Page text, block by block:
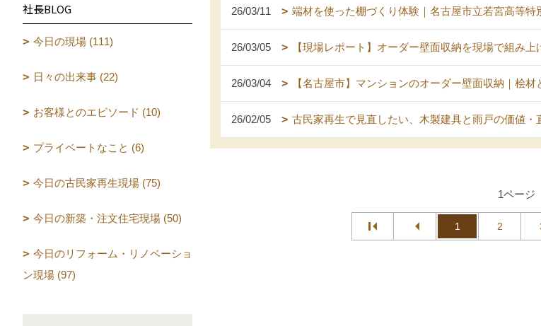
26/03/11 端材を使った棚づくり体験｜名古屋市立若宮高等
26/03/05 【現場レポート】オーダー壁面収納を現場で組み
26/03/04 【名古屋市】マンションのオーダー壁面収納｜桧
26/02/05 古民家再生で見直したい、木製建具と雨戸の価値
1ページ
1 2
社長BLOG
今日の現場 (111)
日々の出来事 (22)
お客様とのエピソード (10)
プライベートなこと (6)
今日の古民家再生現場 (75)
今日の新築・注文住宅現場 (50)
今日のリフォーム・リノベーショ
ン現場 (97)